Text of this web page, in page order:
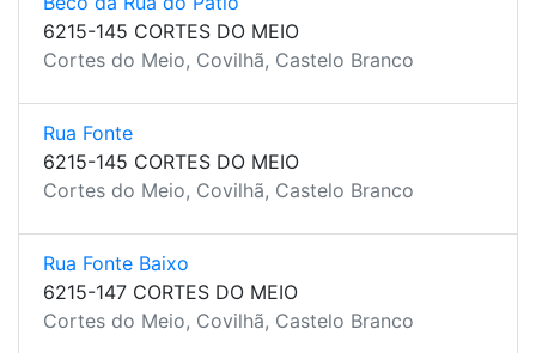
6215-145 CORTES DO MEIO
Cortes do Meio, Covilhã, Castelo Branco
Rua Fonte
6215-145 CORTES DO MEIO
Cortes do Meio, Covilhã, Castelo Branco
Rua Fonte Baixo
6215-147 CORTES DO MEIO
Cortes do Meio, Covilhã, Castelo Branco